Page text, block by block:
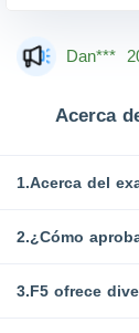
Dan***
The***
Luc***
Acerca
1.Acerca del
2.¿Cómo
3.F5 ofrece